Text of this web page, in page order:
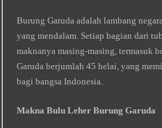
Burung Garuda adalah lambang
yang mendalam. Setiap bagian dari
maknanya masing-masing, termasuk
Garuda berjumlah 45 helai, yang
bagi bangsa Indonesia.
Makna Bulu Leher Burung Garuda